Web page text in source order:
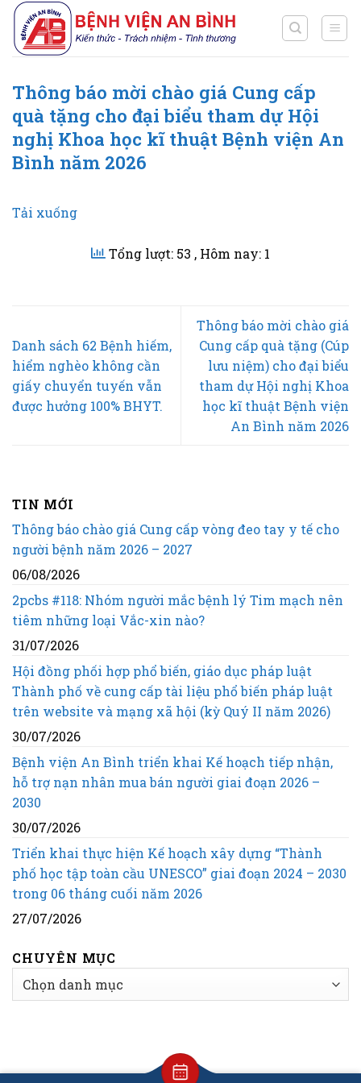
Chuyển
đến
nội
Thông báo mời chào giá Cung cấp
quà tặng cho đại biểu tham dự Hội
nghị Khoa học kĩ thuật Bệnh viện An
Bình năm 2026
Tải xuống
Tổng lượt: 53 , Hôm nay: 1
Danh sách 62 Bệnh hiếm,
hiểm nghèo không cần
giấy chuyển tuyến vẫn
được hưởng 100% BHYT.
Thông báo mời chào giá
Cung cấp quà tặng (Cúp
lưu niệm) cho đại biểu
tham dự Hội nghị Khoa
học kĩ thuật Bệnh viện
An Bình năm 2026
TIN MỚI
Thông báo chào giá Cung cấp vòng đeo tay y tế cho
người bệnh năm 2026 – 2027
06/08/2026
2pcbs #118: Nhóm người mắc bệnh lý Tim mạch nên
tiêm những loại Vắc-xin nào?
31/07/2026
Hội đồng phối hợp phổ biến, giáo dục pháp luật
Thành phố về cung cấp tài liệu phổ biến pháp luật
trên website và mạng xã hội (kỳ Quý II năm 2026)
30/07/2026
Bệnh viện An Bình triển khai Kế hoạch tiếp nhận,
hỗ trợ nạn nhân mua bán người giai đoạn 2026 –
2030
30/07/2026
Triển khai thực hiện Kế hoạch xây dựng “Thành
phố học tập toàn cầu UNESCO” giai đoạn 2024 – 2030
trong 06 tháng cuối năm 2026
27/07/2026
CHUYÊN MỤC
CHUYÊN